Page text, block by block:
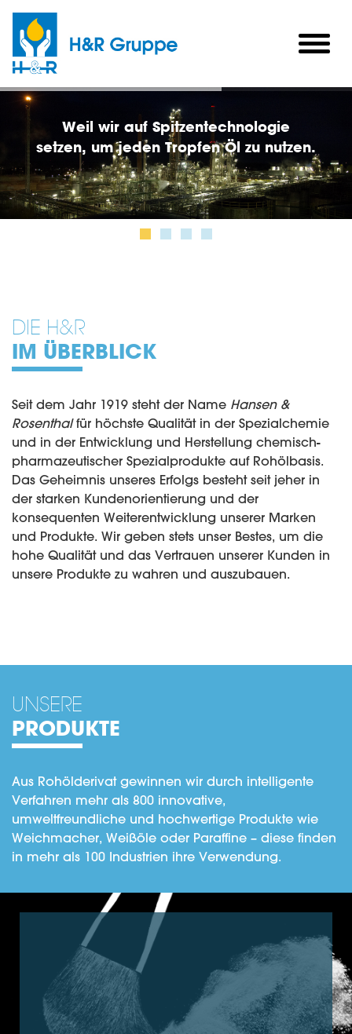
Skip to main content
Weil wir auf Spitzentechnologie
setzen, um jeden Tropfen Öl zu nutzen.
DIE H&R
IM ÜBERBLICK
Seit dem Jahr 1919 steht der Name Hansen &
Rosenthalfür höchste Qualität in der Spezialchemie
und in der Entwicklung und Herstellung chemisch-
pharmazeutischer Spezialprodukte auf Rohölbasis.
Das Geheimnis unseres Erfolgs besteht seit jeher in
der starken Kundenorientierung und der
konsequenten Weiterentwicklung unserer Marken
und Produkte. Wir geben stets unser Bestes, um die
hohe Qualität und das Vertrauen unserer Kunden in
unsere Produkte zu wahren und auszubauen.
UNSERE
PRODUKTE
Aus Rohölderivat gewinnen wir durch intelligente
Verfahren mehr als 800 innovative,
umweltfreundliche und hochwertige Produkte wie
Weichmacher, Weißöle oder Paraffine – diese finden
in mehr als 100 Industrien ihre Verwendung.